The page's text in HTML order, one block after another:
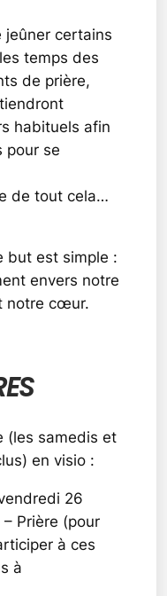
jeûner certains
temps des
de prière,
habituels afin
pour se
de tout cela…
but est simple :
envers notre
notre cœur.
(les samedis et
en visio :
26
Prière (pour
à ces
à